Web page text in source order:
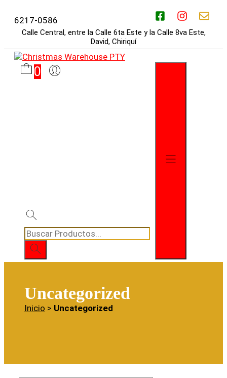
contenido
6217-0586
Calle Central, entre la Calle 6ta Este y la Calle 8va Este,
David, Chiriquí
0
Búsqueda
de
productos
Uncategorized
Inicio > Uncategorized